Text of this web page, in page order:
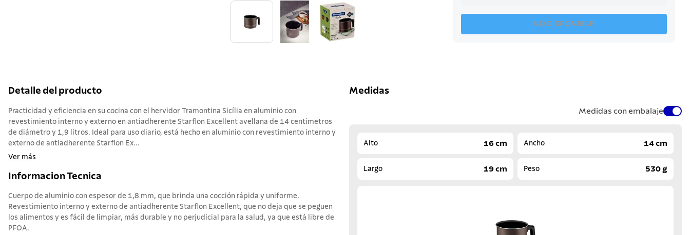
NO DISPONIBLE
Detalle del producto
Practicidad y eficiencia en su cocina con el hervidor Tramontina Sicília en aluminio con
revestimiento interno y externo en antiadherente Starflon Excellent avellana de 14 centímetros
de diámetro y 1,9 litros. Ideal para uso diario, está hecho en aluminio con revestimiento interno y
externo de antiadherente Starflon Ex...
Ver más
Informacion Tecnica
Cuerpo de aluminio con espesor de 1,8 mm, que brinda una cocción rápida y uniforme.
Revestimiento interno y externo de antiadherente Starflon Excellent, que no deja que se peguen
los alimentos y es fácil de limpiar, más durable y no perjudicial para la salud, ya que está libre de
PFOA.
Medidas
Medidas con embalaje
Alto 16 cm Ancho 14 cm
Largo 19 cm Peso 530 g